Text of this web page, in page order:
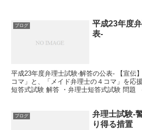
ブログ
平成23年度
表-
平成23年度弁理士試験-解答の公表- 【宣伝
コマ」と、「メイド弁理士の４コマ」を応
短答式試験 解答 ・弁理士短答式試験 問題
ブログ
弁理士試験-
り得る措置